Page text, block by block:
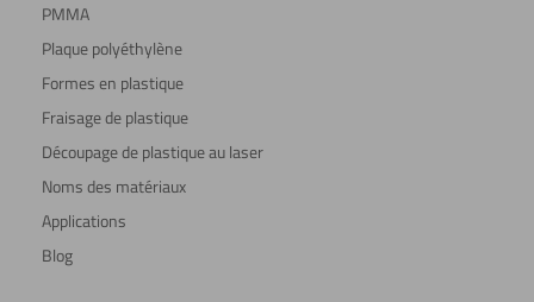
PMMA
Plaque polyéthylène
Formes en plastique
Fraisage de plastique
Découpage de plastique au laser
Noms des matériaux
Applications
Blog